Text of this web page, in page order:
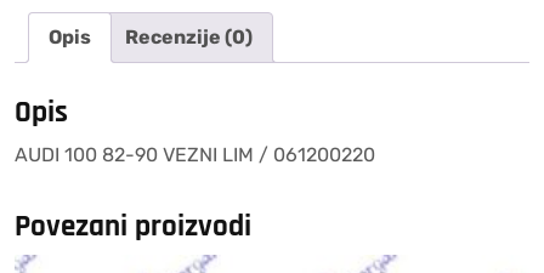
LIM
061200220
količina
Opis Recenzije (0)
Opis
AUDI 100 82-90 VEZNI LIM / 061200220
Povezani proizvodi